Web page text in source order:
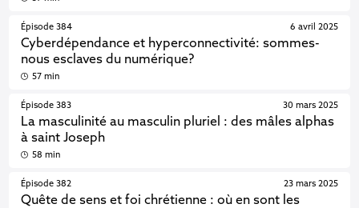
Épisode 384
Cyberdépendance et hyperconnectivité: sommes-
nous esclaves du numérique?
6 avril 2025
57 min
Épisode 383
La masculinité au masculin pluriel : des mâles alphas
à saint Joseph
30 mars 2025
58 min
Épisode 382
Quête de sens et foi chrétienne : où en sont les
23 mars 2025